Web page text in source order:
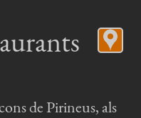
de Pirineus, als